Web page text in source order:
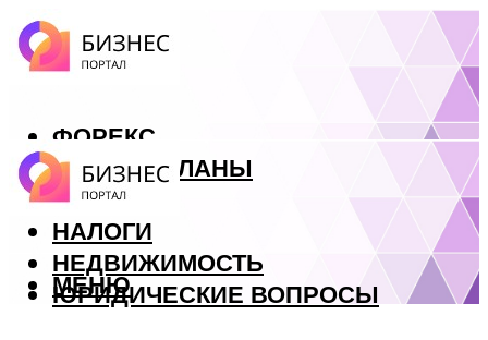
ФОРЕКС
БИЗНЕС ПЛАНЫ
КРЕДИТЫ
НАЛОГИ
НЕДВИЖИМОСТЬ
ЮРИДИЧЕСКИЕ ВОПРОСЫ
МЕНЮ